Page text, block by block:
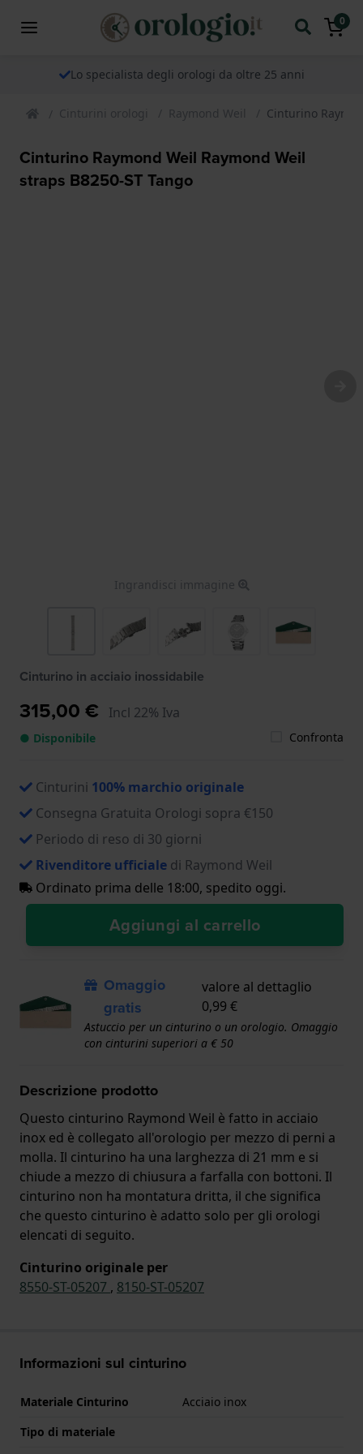
0
Lo specialista degli orologi da oltre 25 anni
Cinturini orologi Raymond Weil Cinturino
Cinturino Raymond Weil Raymond Weil
straps B8250-ST Tango
Ingrandisci immagine
Cinturino in acciaio inossidabile
315,00 € Incl 22% Iva
● Disponibile Confronta
Cinturini 100% marchio originale
Consegna Gratuita Orologi sopra €150
Periodo di reso di 30 giorni
Rivenditore ufficiale di Raymond Weil
Ordinato prima delle 18:00, spedito oggi.
Aggiungi al carrello
Omaggio
gratis
valore al dettaglio
0,99 €
Astuccio per un cinturino o un orologio. Omaggio
con cinturini superiori a € 50
Descrizione prodotto
Questo cinturino Raymond Weil è fatto in acciaio
inox ed è collegato all'orologio per mezzo di perni a
molla. Il cinturino ha una larghezza di 21 mm e si
chiude a mezzo di chiusura a farfalla con bottoni. Il
cinturino non ha montatura dritta, il che significa
che questo cinturino è adatto solo per gli orologi
elencati di seguito.
Cinturino originale per
8550-ST-05207 , 8150-ST-05207
Informazioni sul cinturino
Materiale Cinturino
Acciaio inox
Tipo di materiale